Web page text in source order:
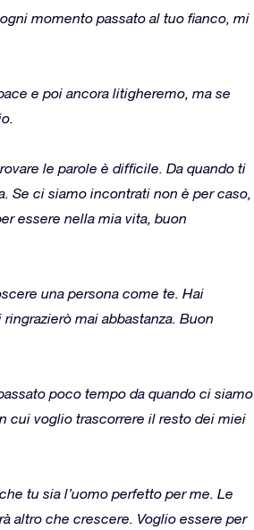
momento passato al tuo fianco, mi
e poi ancora litigheremo, ma se
le parole è difficile. Da quando ti
Se ci siamo incontrati non è per caso,
essere nella mia vita, buon
una persona come te. Hai
mai abbastanza. Buon
poco tempo da quando ci siamo
cui voglio trascorrere il resto dei miei
tu sia l’uomo perfetto per me. Le
altro che crescere. Voglio essere per